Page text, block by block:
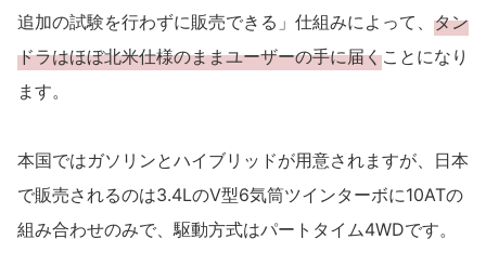
追加の試験を行わずに販売できる」仕組みによって、 タン
ドラはほぼ北米仕様のままユーザーの手に届くことになり
ます。
本国ではガソリンとハイブリッドが用意されますが、日本
で販売されるのは3.4LのV型6気筒ツインターボに10ATの
組み合わせのみで、駆動方式はパートタイム4WDです。